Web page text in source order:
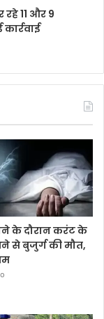
11 और 9
के दौरान करंट के
से बुजुर्ग की मौत,